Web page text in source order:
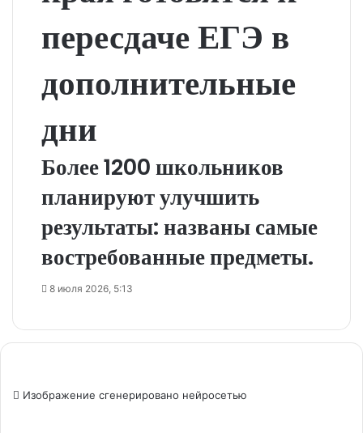
пересдаче ЕГЭ в
дополнительные
дни
Более 1200 школьников
планируют улучшить
результаты: названы самые
востребованные предметы.
8 июля 2026, 5:13
Изображение сгенерировано нейросетью